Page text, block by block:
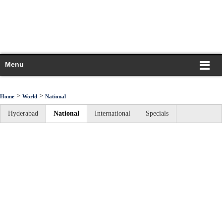
Menu
Home > World > National
Hyderabad National International Specials